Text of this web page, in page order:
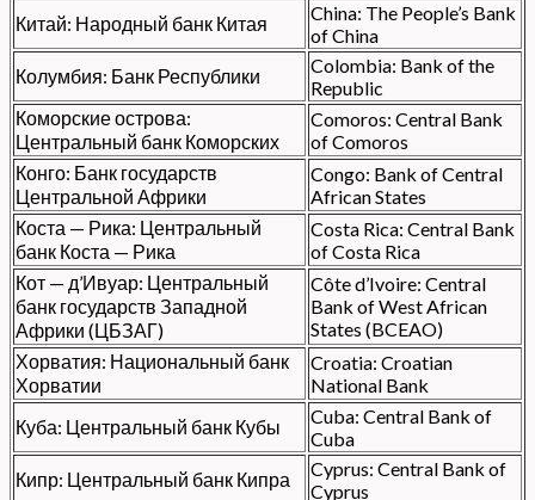
Китай: Народный банк Китая
China: The People’s Bank
of China
Колумбия: Банк Республики
Colombia: Bank of the
Republic
Коморские острова:
Центральный банк Коморских
Comoros: Central Bank
of Comoros
Конго: Банк государств
Центральной Африки
Congo: Bank of Central
African States
Коста — Рика: Центральный
банк Коста — Рика
Costa Rica: Central Bank
of Costa Rica
Кот — д’Ивуар: Центральный
банк государств Западной
Африки (ЦБЗАГ)
Côte d’Ivoire: Central
Bank of West African
States (BCEAO)
Хорватия: Национальный банк
Хорватии
Croatia: Croatian
National Bank
Куба: Центральный банк Кубы
Cuba: Central Bank of
Cuba
Кипр: Центральный банк Кипра
Cyprus: Central Bank of
Cyprus